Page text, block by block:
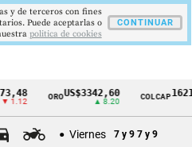
ORO US$3342,60 COLCAP1621,34
Viernes 7 y 9 7 y 9
y de terceros con fines
Puede aceptarlas o
politica de cookies
CONTINUAR